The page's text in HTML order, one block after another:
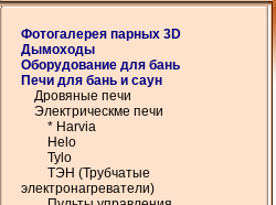
Фотогалерея парных 3D
Дымоходы
Оборудование для бань
Печи для бань и саун
Дровяные печи
Электрическме печи
* Harvia
Helo
Tylo
ТЭН (Трубчатые
электронагреватели)